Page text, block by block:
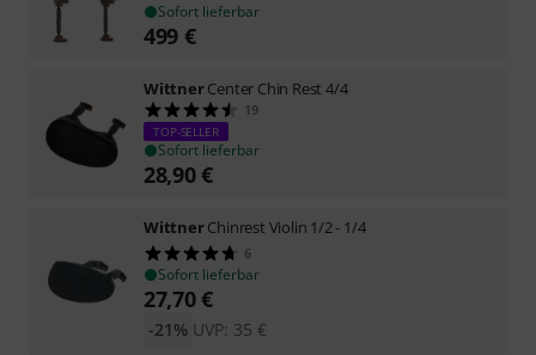
Sofort lieferbar
499 €
WittnerCenter Chin Rest 4/4
19
TOP-SELLER
Sofort lieferbar
28,90€
WittnerChinrest Violin 1/2 - 1/4
6
Sofort lieferbar
27,70€
UVP: 35 €
-21%